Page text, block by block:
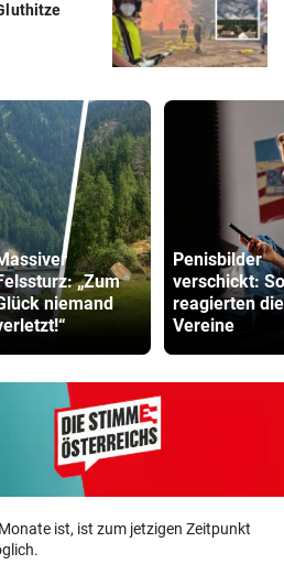
„Zum
niemand
Penisbilder
verschickt: So
reagierten die
Vereine
ist, ist zum jetzigen Zeitpunkt